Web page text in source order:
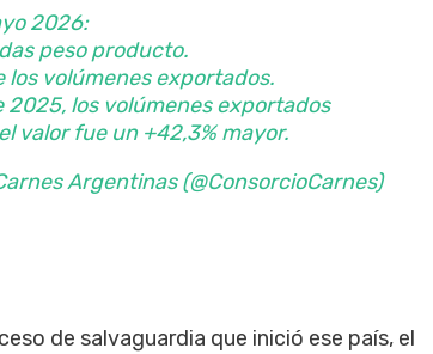
2026:
peso producto.
los volúmenes exportados.
2025, los volúmenes exportados
valor fue un +42,3% mayor.
Argentinas (@ConsorcioCarnes)
de salvaguardia que inició ese país, el